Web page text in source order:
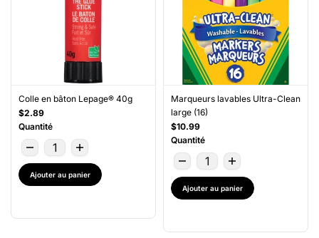
Colle en bâton Lepage® 40g
$2.89
Quantité
Ajouter au panier
Marqueurs lavables Ultra-Clean
large (16)
$10.99
Quantité
Ajouter au panier